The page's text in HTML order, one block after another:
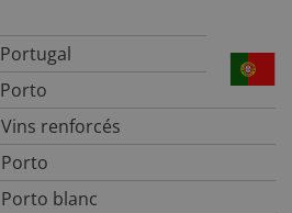
Portugal
Porto
Vins renforcés
Porto
Porto blanc